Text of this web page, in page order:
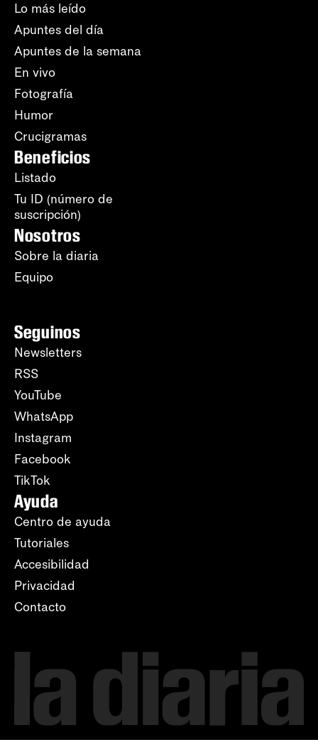
Lo más leído
Apuntes del día
Apuntes de la semana
En vivo
Fotografía
Humor
Crucigramas
Beneficios
Listado
Tu ID (número de
suscripción)
Nosotros
Sobre la diaria
Equipo
Seguinos
Newsletters
RSS
YouTube
WhatsApp
Instagram
Facebook
TikTok
Ayuda
Centro de ayuda
Tutoriales
Accesibilidad
Privacidad
Contacto